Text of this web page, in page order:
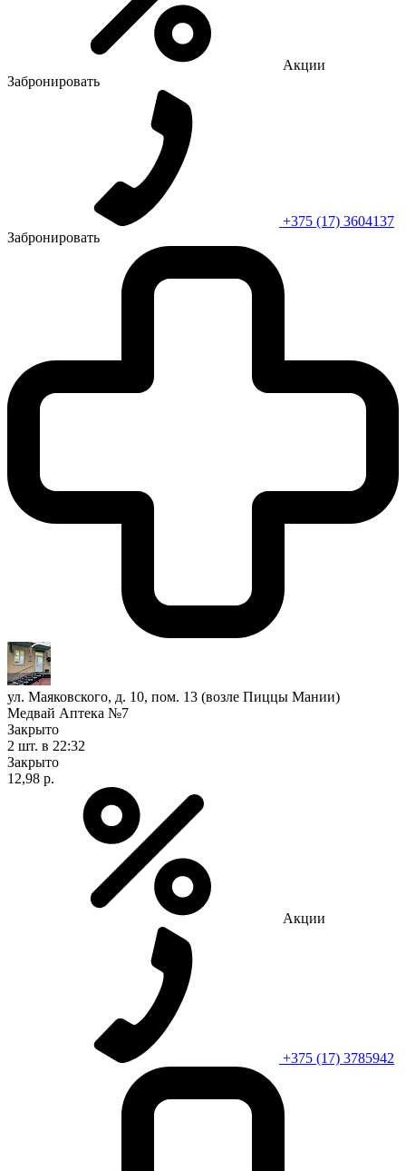
Акции
Забронировать
+375 (17) 3604137
Забронировать
ул. Маяковского, д. 10, пом. 13 (возле Пиццы Мании)
Медвай Аптека №7
Закрыто
2 шт. в 22:32
Закрыто
12,98 р.
Акции
+375 (17) 3785942